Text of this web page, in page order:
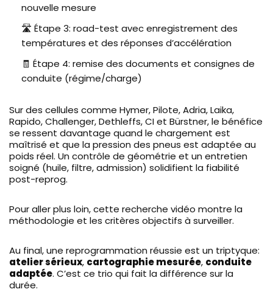
nouvelle mesure
🛣️ Étape 3: road-test avec enregistrement des
températures et des réponses d’accélération
🧾 Étape 4: remise des documents et consignes de
conduite (régime/charge)
Sur des cellules comme Hymer, Pilote, Adria, Laika,
Rapido, Challenger, Dethleffs, CI et Bürstner, le bénéfice
se ressent davantage quand le chargement est
maîtrisé et que la pression des pneus est adaptée au
poids réel. Un contrôle de géométrie et un entretien
soigné (huile, filtre, admission) solidifient la fiabilité
post-reprog.
Pour aller plus loin, cette recherche vidéo montre la
méthodologie et les critères objectifs à surveiller.
Au final, une reprogrammation réussie est un triptyque:
atelier sérieux, cartographie mesurée, conduite
adaptée. C’est ce trio qui fait la différence sur la
durée.